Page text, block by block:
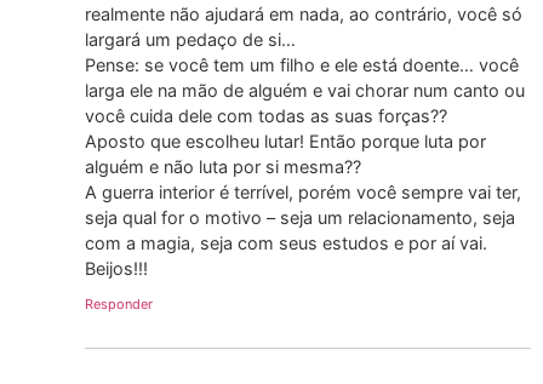
realmente não ajudará em nada, ao contrário, você só
largará um pedaço de si…
Pense: se você tem um filho e ele está doente… você
larga ele na mão de alguém e vai chorar num canto ou
você cuida dele com todas as suas forças??
Aposto que escolheu lutar! Então porque luta por
alguém e não luta por si mesma??
A guerra interior é terrível, porém você sempre vai ter,
seja qual for o motivo – seja um relacionamento, seja
com a magia, seja com seus estudos e por aí vai.
Beijos!!!
Responder